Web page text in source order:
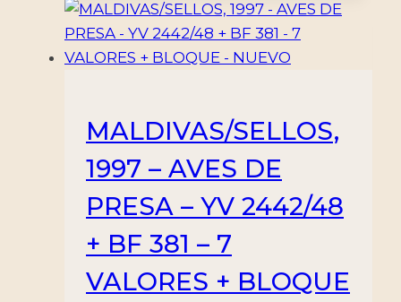
MALDIVAS/SELLOS,
1997 – AVES DE
PRESA – YV 2442/48
+ BF 381 – 7
VALORES + BLOQUE